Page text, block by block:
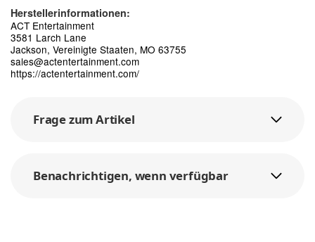
Herstellerinformationen:
ACT Entertainment
3581 Larch Lane
Jackson, Vereinigte Staaten, MO 63755
sales@actentertainment.com
https://actentertainment.com/
Frage zum Artikel
Benachrichtigen, wenn verfügbar